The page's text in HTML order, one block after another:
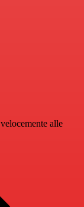
alle